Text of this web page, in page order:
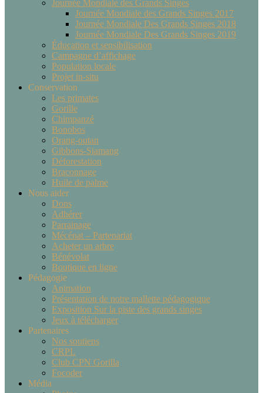
Journée Mondiale des Grands Singes
Journée Mondiale des Grands Singes 2017
Journée Mondiale Des Grands Singes 2018
Journée Mondiale Des Grands Singes 2019
Éducation et sensibilisation
Campagne d’affichage
Population locale
Projet in-situ
Conservation
Les primates
Gorille
Chimpanzé
Bonobos
Orang-outan
Gibbons-Siamang
Déforestation
Braconnage
Huile de palme
Nous aider
Dons
Adhérer
Parrainage
Mécénat – Partenariat
Acheter un arbre
Bénévolat
Boutique en ligne
Pédagogie
Animation
Présentation de notre mallette pédagogique
Exposition Sur la piste des grands singes
Jeux à télécharger
Partenaires
Nos soutiens
CRPL
Club CPN Gorilla
Focoder
Média